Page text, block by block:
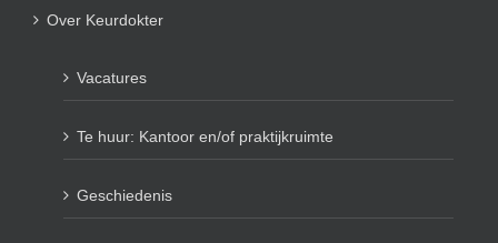
Over Keurdokter
Vacatures
Te huur: Kantoor en/of praktijkruimte
Geschiedenis